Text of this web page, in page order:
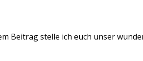
Beitrag stelle ich euch unser